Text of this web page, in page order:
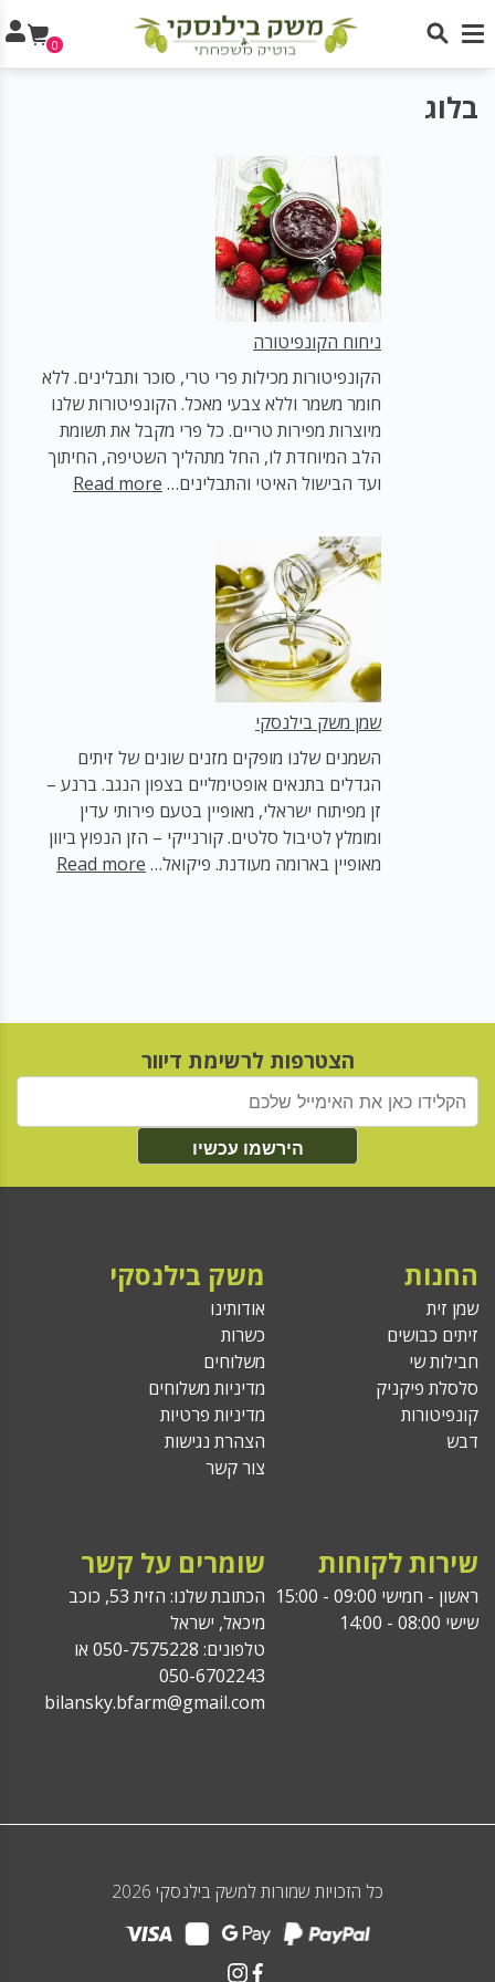
0
בלוג
ניחוח הקונפיטורה
הקונפיטורות מכילות פרי טרי, סוכר ותבלינים. ללא
חומר משמר וללא צבעי מאכל. הקונפיטורות שלנו
מיוצרות מפירות טריים. כל פרי מקבל את תשומת
הלב המיוחדת לו, החל מתהליך השטיפה, החיתוך
ועד הבישול האיטי והתבלינים… Read more
שמן משק בילנסקי
השמנים שלנו מופקים מזנים שונים של זיתים
הגדלים בתנאים אופטימליים בצפון הנגב. ברנע –
זן מפיתוח ישראלי, מאופיין בטעם פירותי עדין
ומומלץ לטיבול סלטים. קורנייקי – הזן הנפוץ ביוון
מאופיין בארומה מעודנת. פיקואל… Read more
הצטרפות לרשימת דיוור
הירשמו עכשיו
החנות
שמן זית
זיתים כבושים
חבילות שי
סלסלת פיקניק
קונפיטורות
דבש
משק בילנסקי
אודותינו
כשרות
משלוחים
מדיניות משלוחים
מדיניות פרטיות
הצהרת נגישות
צור קשר
שירות לקוחות
ראשון - חמישי 09:00 - 15:00
שישי 08:00 - 14:00
שומרים על קשר
הכתובת שלנו: הזית 53, כוכב
מיכאל, ישראל
טלפונים: 050-7575228 או
050-6702243
bilansky.bfarm@gmail.com
כל הזכויות שמורות למשק בילנסקי 2026